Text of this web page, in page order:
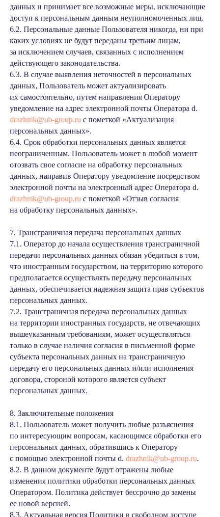
данных и принимает все возможные меры, исключающие
доступ к персональным данным неуполномоченных лиц.
6.2. Персональные данные Пользователя никогда, ни при
каких условиях не будут переданы третьим лицам,
за исключением случаев, связанных с исполнением
действующего законодательства.
6.3. В случае выявления неточностей в персональных
данных, Пользователь может актуализировать
их самостоятельно, путем направления Оператору
уведомление на адрес электронной почты Оператора d.
drazhnik@ub-group.ru с пометкой «Актуализация
персональных данных».
6.4. Срок обработки персональных данных является
неограниченным. Пользователь может в любой момент
отозвать свое согласие на обработку персональных
данных, направив Оператору уведомление посредством
электронной почты на электронный адрес Оператора d.
drazhnik@ub-group.ru с пометкой «Отзыв согласия
на обработку персональных данных».
7. Трансграничная передача персональных данных
7.1. Оператор до начала осуществления трансграничной
передачи персональных данных обязан убедиться в том,
что иностранным государством, на территорию которого
предполагается осуществлять передачу персональных
данных, обеспечивается надежная защита прав субъектов
персональных данных.
7.2. Трансграничная передача персональных данных
на территории иностранных государств, не отвечающих
вышеуказанным требованиям, может осуществляться
только в случае наличия согласия в письменной форме
субъекта персональных данных на трансграничную
передачу его персональных данных и/или исполнения
договора, стороной которого является субъект
персональных данных.
8. Заключительные положения
8.1. Пользователь может получить любые разъяснения
по интересующим вопросам, касающимся обработки его
персональных данных, обратившись к Оператору
с помощью электронной почты d. drazhnik@ub-group.ru.
8.2. В данном документе будут отражены любые
изменения политики обработки персональных данных
Оператором. Политика действует бессрочно до замены
ее новой версией.
8.3. Актуальная версия Политики в свободном доступе